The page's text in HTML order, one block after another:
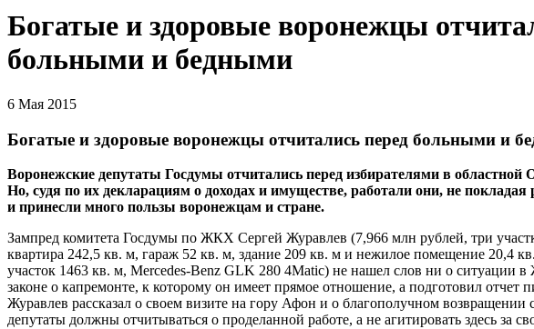
Богатые и здоровые воронежцы
больными и бедными
6 Мая 2015
Богатые и здоровые воронежцы отчитались перед больными и
Воронежские депутаты Госдумы отчитались перед избирателями в областной
Но, судя по их декларациям о доходах и имуществе, работали они, не покладая
и принесли много пользы воронежцам и стране.
Зампред комитета Госдумы по ЖКХ Сергей Журавлев (7,966 млн рублей, три
квартира 242,5 кв. м, гараж 52 кв. м, здание 209 кв. м и нежилое помещение 20,4
участок 1463 кв. м, Mercedes-Benz GLK 280 4Matic) не нашел слов ни о ситуации
законе о капремонте, к которому он имеет прямое отношение, а подготовил
Журавлев рассказал о своем визите на гору Афон и о благополучном возвращении
депутаты должны отчитываться о проделанной работе, а не агитировать здесь за